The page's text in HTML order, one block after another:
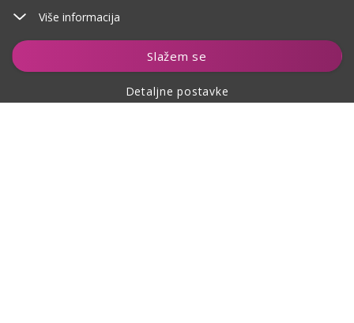
Više informacija
Slažem se
Detaljne postavke
Dodaj u košaricu